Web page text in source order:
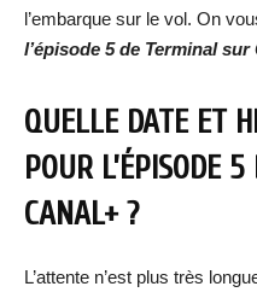
l’embarque sur le vol. On
l’épisode 5 de Terminal sur
QUELLE DATE ET
POUR L’ÉPISODE
CANAL+ ?
L’attente n’est plus très